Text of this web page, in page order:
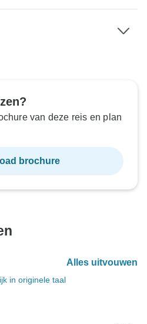
van deze reis en plan
brochure
Alles uitvouwen
in originele taal